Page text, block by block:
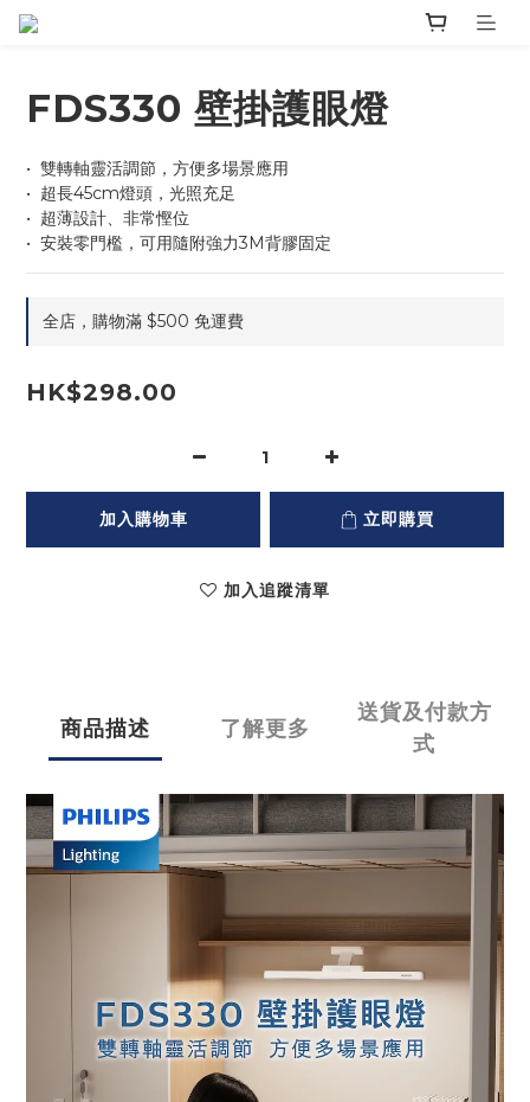
FDS330 壁掛護眼燈
•⁠  ⁠雙轉軸靈活調節，方便多場景應用
•⁠  ⁠超長45cm燈頭，光照充足
•⁠  ⁠超薄設計、非常慳位
•⁠  ⁠安裝零門檻，可用隨附強力3M背膠固定
全店，購物滿 $500 免運費
HK$298.00
加入購物車 立即購買
加入追蹤清單
商品描述 了解更多
送貨及付款方
式